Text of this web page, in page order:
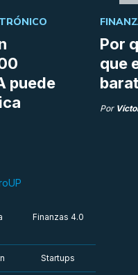
puede
Por
que
Por
Finanzas 4.0
Startups